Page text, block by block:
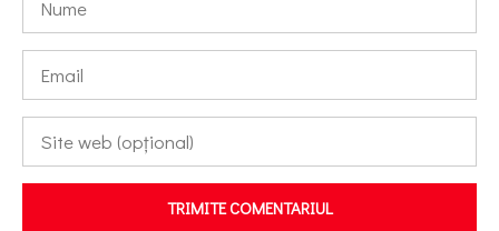
TRIMITE COMENTARIUL